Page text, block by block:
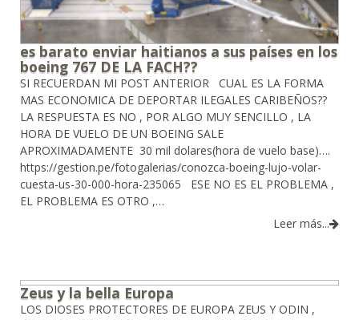
es barato enviar haitianos a sus países en los
boeing 767 DE LA FACH??
SI RECUERDAN MI POST ANTERIOR CUAL ES LA FORMA
MAS ECONOMICA DE DEPORTAR ILEGALES CARIBEÑOS??
LA RESPUESTA ES NO , POR ALGO MUY SENCILLO , LA
HORA DE VUELO DE UN BOEING SALE
APROXIMADAMENTE 30 mil dolares(hora de vuelo base)….
https://gestion.pe/fotogalerias/conozca-boeing-lujo-volar-
cuesta-us-30-000-hora-235065 ESE NO ES EL PROBLEMA ,
EL PROBLEMA ES OTRO ,…
Leer más...
Zeus y la bella Europa
LOS DIOSES PROTECTORES DE EUROPA ZEUS Y ODIN ,